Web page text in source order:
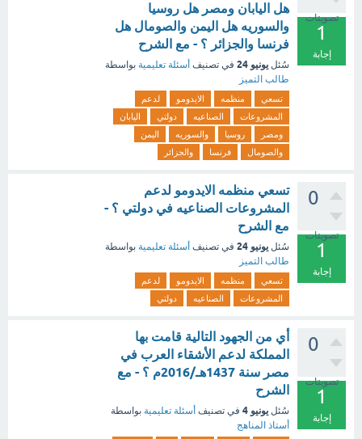
تصويتات
1
إجابة
هل اليابان ومصر هل روسيا
والسوريه هل اليمن والصومال هل
فرنسا والجزائر ؟ - مع الشرح
سُئل يونيو 24 في تصنيف أسئلة تعليمية بواسطة
طالب التميز
تسعي منظمه الايدومو
لدعم
المشروعات
الصناعيه دولتي
اليابان
ومصر
روسيا والسوريه
اليمن
والصومال
فرنسا والجزائر
0
تصويتات
1
إجابة
تسعي منظمه الايدومو لدعم
المشروعات الصناعيه في دولتي ؟ -
مع الشرح
سُئل يونيو 24 في تصنيف أسئلة تعليمية بواسطة
طالب التميز
تسعي منظمه الايدومو
لدعم
المشروعات
الصناعيه دولتي
0
تصويتات
1
إجابة
أي من الجهود التالية قامت بها
المملكة لدعم الأشقاء العرب في
مصر سنة 1437هـ/2016م ؟ - مع
الشرح
سُئل يونيو 4 في تصنيف أسئلة تعليمية بواسطة
أستاذ المناهج